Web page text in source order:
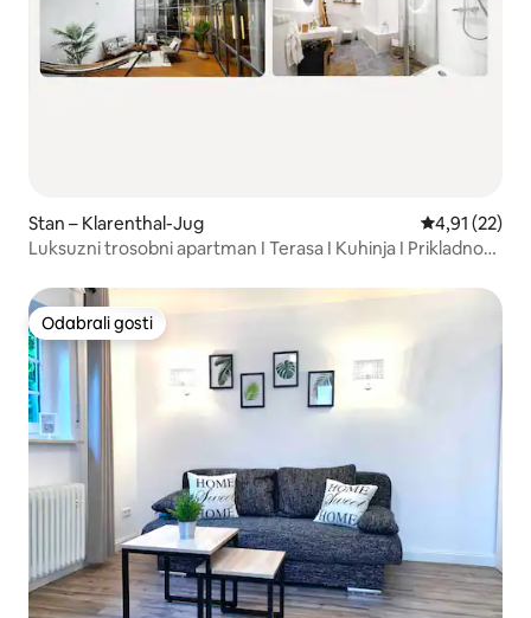
Stan – Klarenthal-Jug Prosječna
4,91 (22)
Luksuzni trosobni apartman I Terasa I Kuhinja I Prikladno
Odabrali gosti
Odabrali gosti